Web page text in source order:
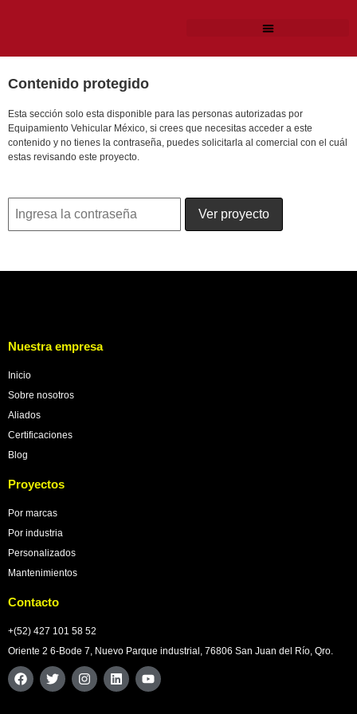
Contenido protegido
Esta sección solo esta disponible para las personas autorizadas por
Equipamiento Vehicular México, si crees que necesitas acceder a este
contenido y no tienes la contraseña, puedes solicitarla al comercial con el cuál
estas revisando este proyecto.
Nuestra empresa
Inicio
Sobre nosotros
Aliados
Certificaciones
Blog
Proyectos
Por marcas
Por industria
Personalizados
Mantenimientos
Contacto
+(52) 427 101 58 52
Oriente 2 6-Bode 7, Nuevo Parque industrial, 76806 San Juan del Río, Qro.